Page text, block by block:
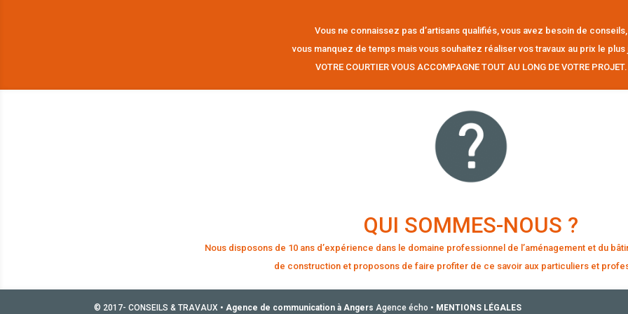
Vous ne connaissez pas d’artisans qualifiés, vous avez besoin de conseils,
vous manquez de temps mais vous souhaitez réaliser vos travaux au prix le plus
VOTRE COURTIER VOUS ACCOMPAGNE TOUT AU LONG DE VOTRE PROJET.
QUI SOMMES-NOUS ?
Nous disposons de 10 ans d’expérience dans le domaine professionnel de l’aménagement et du
de construction et proposons de faire profiter de ce savoir aux particuliers et
© 2017- CONSEILS & TRAVAUX • Agence de communication à Angers Agence écho • MENTIONS LÉGALES